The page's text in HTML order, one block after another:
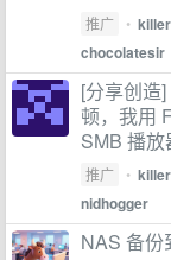
推广 •
chocolatesir
[分享创造
顿，我用
SMB 播
推广 •
nidhogger
NAS 备份